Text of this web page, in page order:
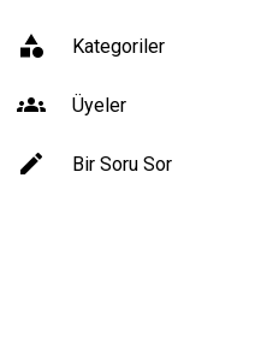
Kategoriler
Üyeler
Bir Soru Sor